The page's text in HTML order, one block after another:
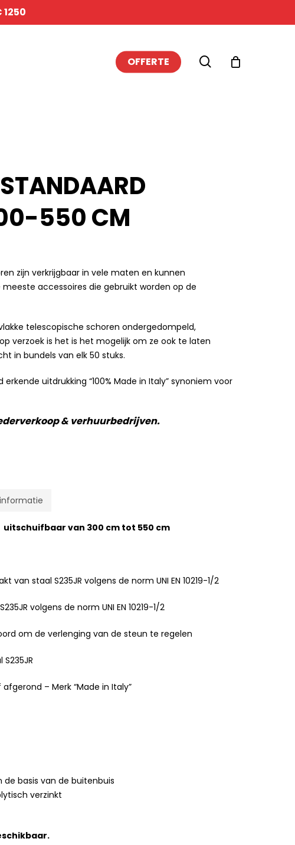
1250
OFFERTE search
550 CM
zijn verkrijgbaar in vele maten en kunnen
accessoires die gebruikt worden op de
telescopische schoren ondergedompeld,
verzoek is het is het mogelijk om ze ook te laten
in bundels van elk 50 stuks.
uitdrukking “100% Made in Italy” synoniem voor
& verhuurbedrijven.
van 300 cm tot 550 cm
staal S235JR volgens de norm UNI EN 10219-1/2
volgens de norm UNI EN 10219-1/2
om de verlenging van de steun te regelen
– Merk “Made in Italy”
de basis van de buitenbuis
verzinkt